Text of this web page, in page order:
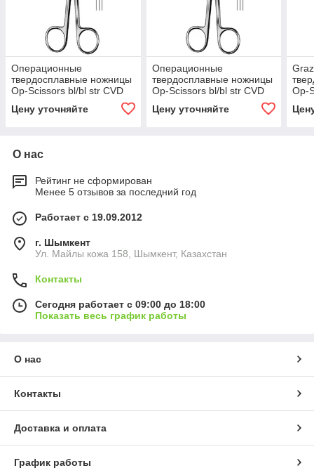
Операционные
твердосплавные ножницы
Op-Scissors bl/bl str CVD
Цену уточняйте
Операционные
твердосплавные ножницы
Op-Scissors bl/bl str CVD
Цену уточняйте
Op-
О нас
Рейтинг не сформирован
Менее 5 отзывов за последний год
Работает с 19.09.2012
г. Шымкент
Ул. Майлы кожа 158, Шымкент, Казахстан
Контакты
Сегодня работает с 09:00 до 18:00
Показать весь график работы
О нас
Контакты
Доставка и оплата
График работы